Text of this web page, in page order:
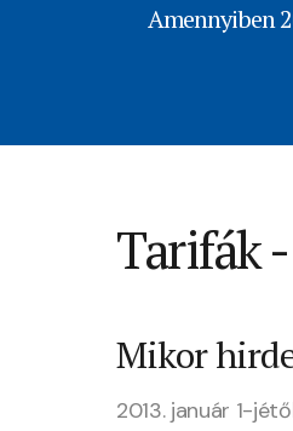
Amennyiben
Tarifák
Mikor
2013. január 1-